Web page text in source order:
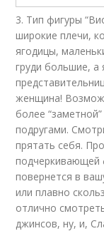
3. Тип фигуры
широкие плечи,
ягодицы,
груди большие, а
женщина!
более
подругами.
прятать себя.
подчеркивающей
повернется в
или плавно
отлично
джинсов, ну, и,